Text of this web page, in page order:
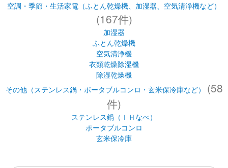
空調・季節・生活家電（ふとん乾燥機、加湿器、空気清浄機など）
(167件)
加湿器
ふとん乾燥機
空気清浄機
衣類乾燥除湿機
除湿乾燥機
その他（ステンレス鍋・ポータブルコンロ・玄米保冷庫など）
(58
件)
ステンレス鍋（ＩＨなべ）
ポータブルコンロ
玄米保冷庫